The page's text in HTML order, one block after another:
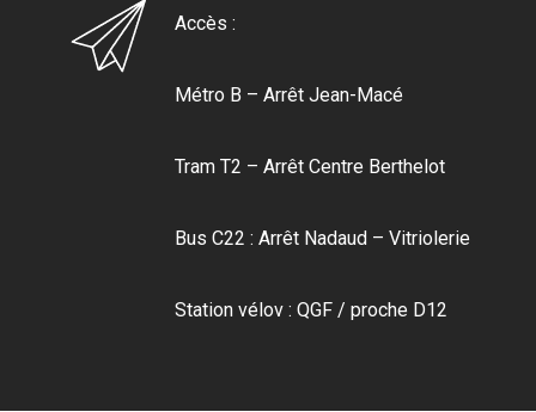
Accès :
Métro B – Arrêt Jean-Macé
Tram T2 – Arrêt Centre Berthelot
Bus C22 : Arrêt Nadaud – Vitriolerie
Station vélov : QGF / proche D12